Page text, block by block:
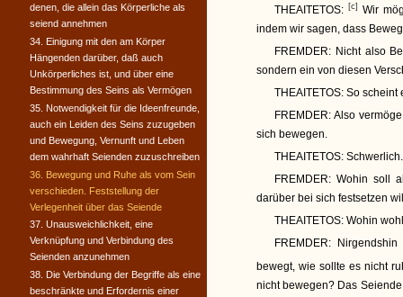
THEAITETOS: [c] Wir
indem wir sagen, dass
FREMDER: Nicht also
sondern ein von diesen
THEAITETOS: So scheint
FREMDER: Also
sich bewegen.
THEAITETOS: Schwerlich.
FREMDER: Wohin soll
darüber bei sich festsetzen
THEAITETOS: Wohin
FREMDER:
bewegt, wie sollte es nicht
nicht bewegen? Das
denen, die allein das Körperliche als
seiend annehmen
34. Einigung mit den am Körper
Hängenden darüber, daß auch
Unkörperliches ist, und über eine
Bestimmung des Seins als Vermögen
35. Notwendigkeit für die Ideenfreunde,
auch ein Leiden des Seins zuzugeben
und Bewegung, Vernunft und Leben
dem wahrhaft Seienden zuzuschreiben
36. Bewegung und Ruhe als vom Sein
verschieden. Feststellung der
Verlegenheit über das Seiende
37. Unausweichlichkeit, eine
Verknüpfung und Verbindung des
Seienden anzunehmen
38. Die Verbindung der Begriffe als eine
beschränkte und Erfordernis einer